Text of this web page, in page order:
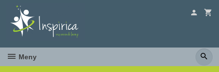
innholdet
Meny